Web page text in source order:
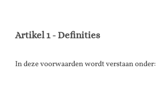
Artikel 1 - Definities
In deze voorwaarden wordt verstaan onder: